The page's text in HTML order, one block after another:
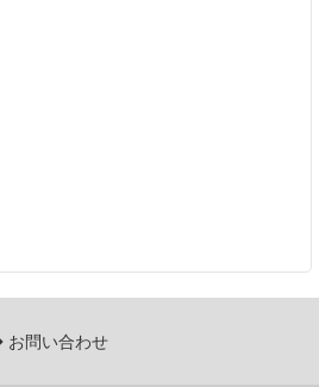
お問い合わせ